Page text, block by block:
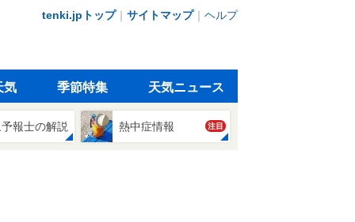
tenki.jpトップ｜ サイトマップ｜ ヘルプ
気 季節特集 天気ニュース
報士の解説 熱中症情報 注目